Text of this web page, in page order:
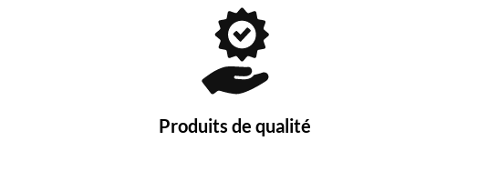
Produits de qualité